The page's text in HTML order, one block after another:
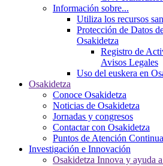
Información sobre...
Utiliza los recursos
Protección de Datos
Osakidetza
Registro de
Avisos Legales
Uso del euskera en
Osakidetza
Conoce Osakidetza
Noticias de Osakidetza
Jornadas y congresos
Contactar con Osakidetza
Puntos de Atención
Investigación e Innovación
Osakidetza Innova y ayuda